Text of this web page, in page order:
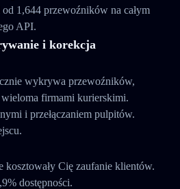
1,644 przewoźników na całym
API.
i korekcja
wykrywa przewoźników,
firmami kurierskimi.
i przełączaniem pulpitów.
kosztowały Cię zaufanie klientów.
dostępności.